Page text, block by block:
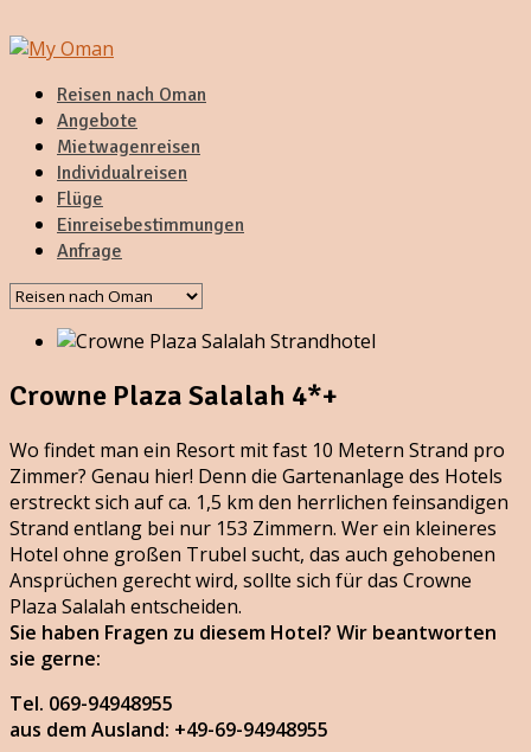
Reisen nach Oman
Angebote
Mietwagenreisen
Individualreisen
Flüge
Einreisebestimmungen
Anfrage
Crowne Plaza Salalah 4*+
Wo findet man ein Resort mit fast 10 Metern Strand pro
Zimmer? Genau hier! Denn die Gartenanlage des Hotels
erstreckt sich auf ca. 1,5 km den herrlichen feinsandigen
Strand entlang bei nur 153 Zimmern. Wer ein kleineres
Hotel ohne großen Trubel sucht, das auch gehobenen
Ansprüchen gerecht wird, sollte sich für das Crowne
Plaza Salalah entscheiden.
Sie haben Fragen zu diesem Hotel? Wir beantworten
sie gerne:
Tel. 069-94948955
aus dem Ausland: +49-69-94948955